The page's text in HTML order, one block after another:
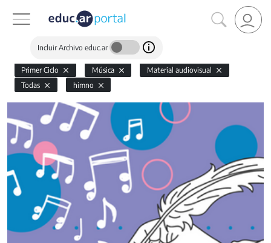
Incluir Archivo educ.ar
Primer Ciclo Música
Material audiovisual
Todas
himno